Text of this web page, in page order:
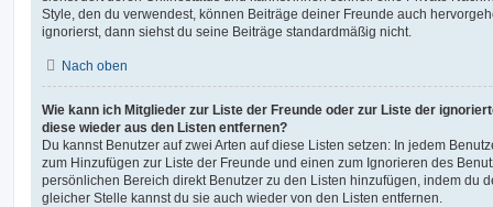
Style, den du verwendest, können Beiträge deiner Freunde auch
ignorierst, dann siehst du seine Beiträge standardmäßig nicht.
Nach oben
Wie kann ich Mitglieder zur Liste der Freunde oder zur Liste der
diese wieder aus den Listen entfernen?
Du kannst Benutzer auf zwei Arten auf diese Listen setzen: In jedem
zum Hinzufügen zur Liste der Freunde und einen zum Ignorieren des
persönlichen Bereich direkt Benutzer zu den Listen hinzufügen, indem du
gleicher Stelle kannst du sie auch wieder von den Listen entfernen.